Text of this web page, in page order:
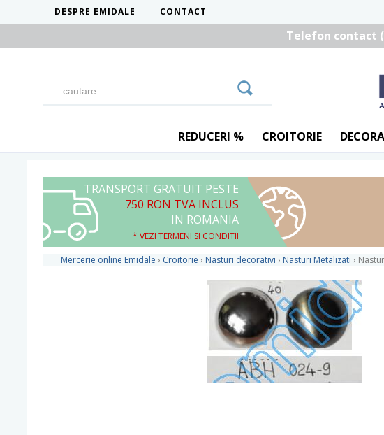
DESPRE EMIDALE CONTACT
Telefon contact
REDUCERI % CROITORIE
TRANSPORT GRATUIT PESTE
750 RON TVA INCLUS
IN ROMANIA
* VEZI TERMENI SI CONDITII
Mercerie online Emidale › Croitorie › Nasturi decorativi › Nasturi Metalizati ›